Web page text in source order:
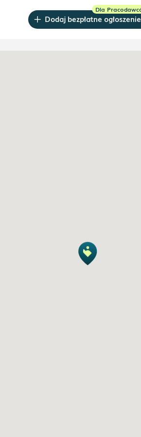
Dodaj bezpłatne ogłoszenie